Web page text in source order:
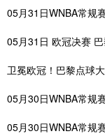
05月31日WNBA常规
05月31日 欧冠决赛
卫冕欧冠！巴黎点球
05月30日WNBA常规
05月30日WNBA常规